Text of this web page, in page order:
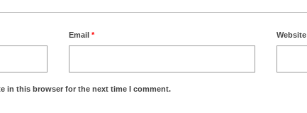
Email* Website
in this browser for the next time I comment.